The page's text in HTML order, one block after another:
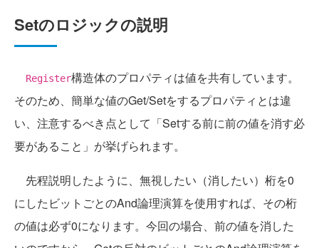
Setのロジックの説明
Register構造体のプロパティは値を共有しています。
そのため、簡単な値のGet/Setをするプロパティとは違
い、注意するべき点として「Setする前に前の値を消す必
要があること」が挙げられます。
先程説明したように、無視したい（消したい）桁を0
にしたビットごとのAnd論理演算を使用すれば、その桁
の値は必ず0になります。今回の場合、前の値を消した